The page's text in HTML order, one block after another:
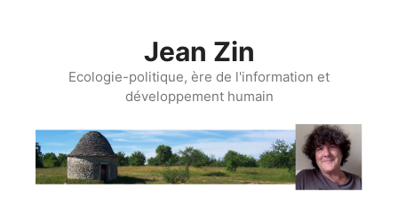
Jean Zin
Ecologie-politique, ère de l'information et
développement humain